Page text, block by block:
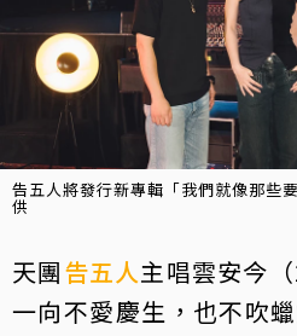
告五人將發行新專輯「我們就像那些
供
天團告五人主唱雲安今
一向不愛慶生，也不吹